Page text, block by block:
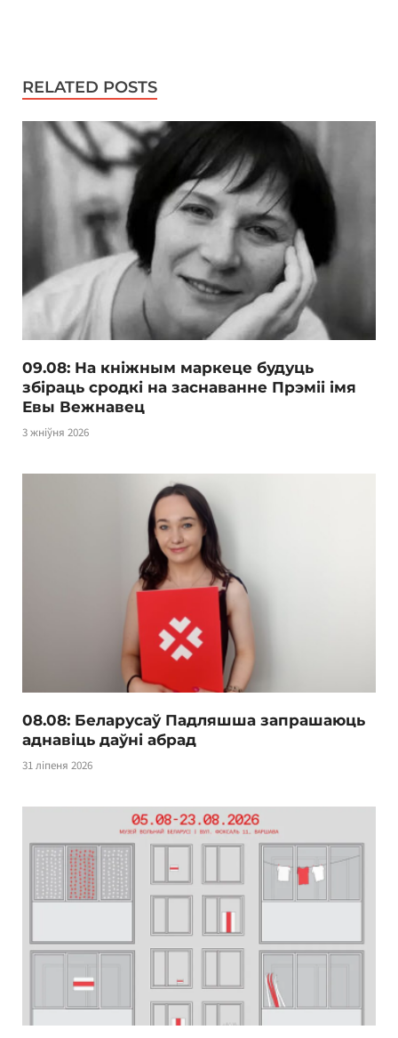
RELATED POSTS
09.08: На кніжным маркеце будуць
збіраць сродкі на заснаванне Прэміі імя
Евы Вежнавец
3 жніўня 2026
08.08: Беларусаў Падляшша запрашаюць
аднавіць даўні абрад
31 ліпеня 2026